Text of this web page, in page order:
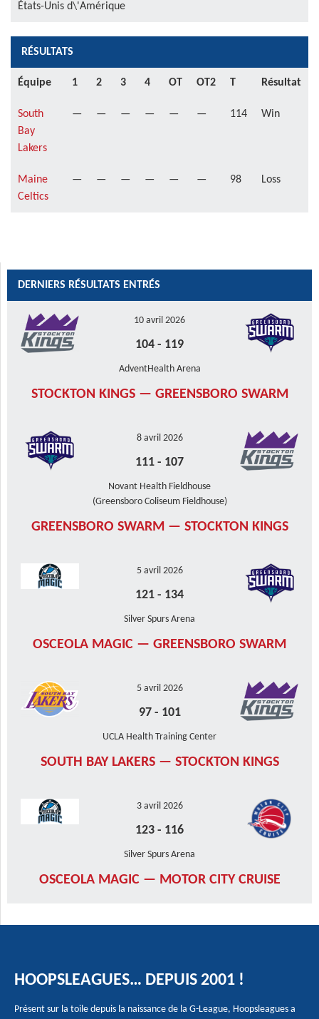
États-Unis d\'Amérique
RÉSULTATS
Équipe 1 2 3 4 OT OT2 T Résultat
South
Bay
Lakers
— — — — — — 114 Win
Maine
Celtics
— — — — — — 98 Loss
DERNIERS RÉSULTATS ENTRÉS
10 avril 2026
104 - 119
AdventHealth Arena
STOCKTON KINGS — GREENSBORO SWARM
8 avril 2026
111 - 107
Novant Health Fieldhouse
(Greensboro Coliseum Fieldhouse)
GREENSBORO SWARM — STOCKTON KINGS
5 avril 2026
121 - 134
Silver Spurs Arena
OSCEOLA MAGIC — GREENSBORO SWARM
5 avril 2026
97- 101
UCLA Health Training Center
SOUTH BAY LAKERS — STOCKTON KINGS
3 avril 2026
123 - 116
Silver Spurs Arena
OSCEOLA MAGIC — MOTOR CITY CRUISE
HOOPSLEAGUES… DEPUIS 2001 !
Présent sur la toile depuis la naissance de la G-League, Hoopsleagues a